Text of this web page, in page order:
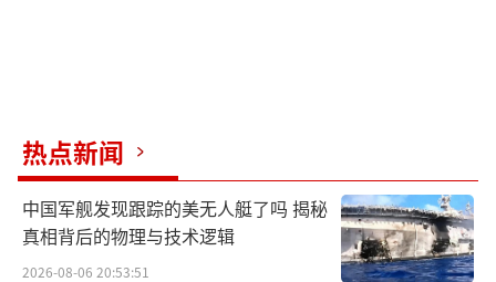
热点新闻
中国军舰发现跟踪的美无人艇了吗 揭秘
真相背后的物理与技术逻辑
2026-08-06 20:53:51